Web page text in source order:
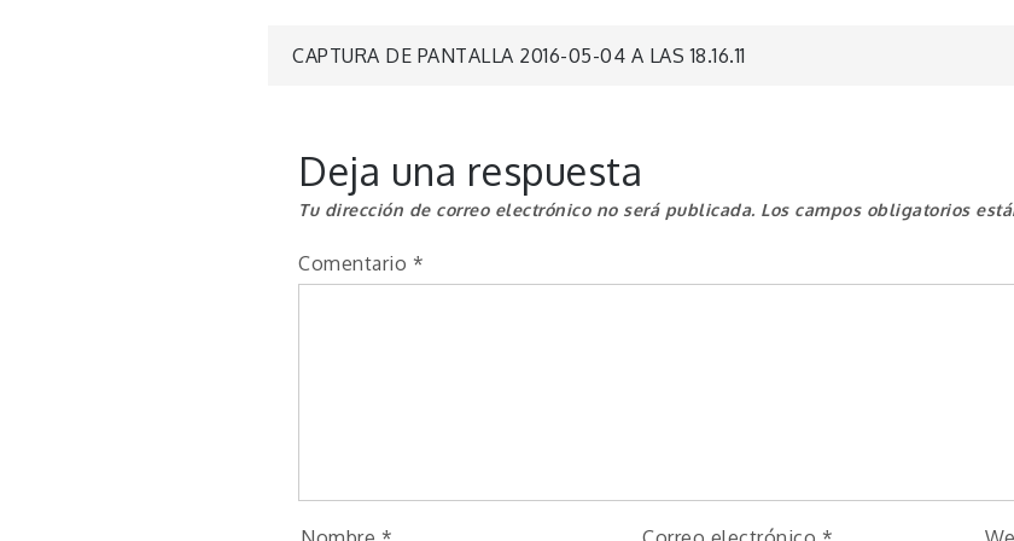
Navegación
entradas
CAPTURA DE PANTALLA 2016-05-04 A LAS 18.16.11
Deja una respuesta
Tu dirección de correo electrónico no será publicada. Los campos obligatorios
Comentario *